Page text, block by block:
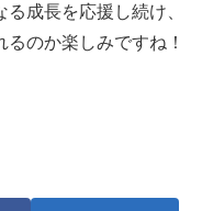
成長を応援し続け、
のか楽しみですね！